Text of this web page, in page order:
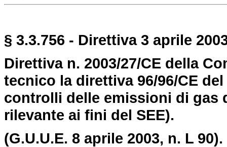
§ 3.3.756 - Direttiva 3 aprile
Direttiva n. 2003/27/CE della
tecnico la direttiva 96/96/CE
controlli delle emissioni di
rilevante ai fini del SEE).
(G.U.U.E. 8 aprile 2003, n. L 90).